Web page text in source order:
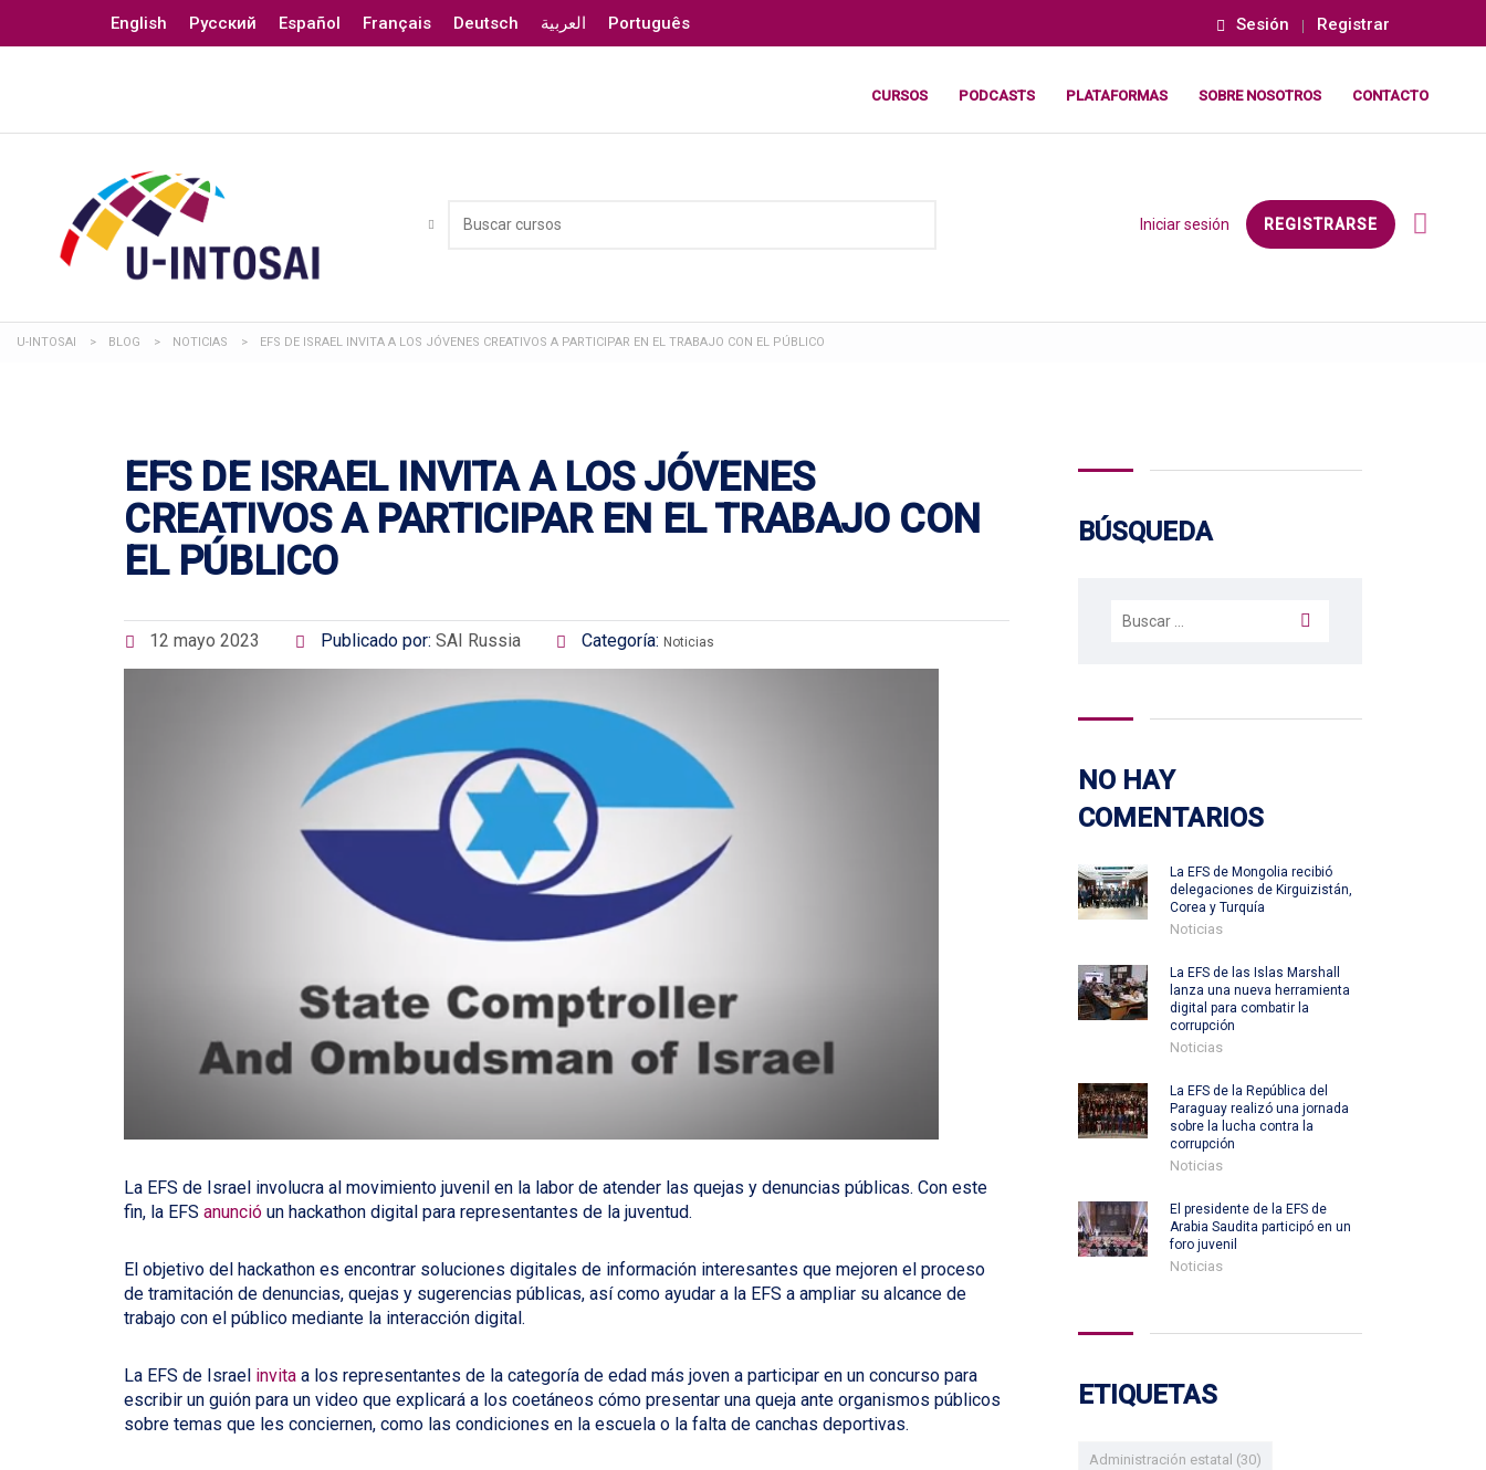
English Русский Español Français Deutsch العربية Português Sesión Registrar
CURSOS PODCASTS PLATAFORMAS SOBRE NOSOTROS CONTACTO
Iniciar sesión REGISTRARSE
U-INTOSAI > BLOG > NOTICIAS > EFS DE ISRAEL INVITA A LOS JÓVENES CREATIVOS A PARTICIPAR EN EL TRABAJO CON EL PÚBLICO
EFS DE ISRAEL INVITA A LOS JÓVENES
CREATIVOS A PARTICIPAR EN EL TRABAJO CON
EL PÚBLICO
12 mayo 2023 Publicado por: SAI Russia Categoría: Noticias
La EFS de Israel involucra al movimiento juvenil en la labor de atender las quejas y denuncias públicas. Con este
fin, la EFS anunció un hackathon digital para representantes de la juventud.
El objetivo del hackathon es encontrar soluciones digitales de información interesantes que mejoren el proceso
de tramitación de denuncias, quejas y sugerencias públicas, así como ayudar a la EFS a ampliar su alcance de
trabajo con el público mediante la interacción digital.
La EFS de Israel invita a los representantes de la categoría de edad más joven a participar en un concurso para
escribir un guión para un video que explicará a los coetáneos cómo presentar una queja ante organismos públicos
sobre temas que les conciernen, como las condiciones en la escuela o la falta de canchas deportivas.
BÚSQUEDA
Buscar:
NO HAY
COMENTARIOS
La EFS de Mongolia recibió
delegaciones de Kirguizistán,
Corea y Turquía
Noticias
La EFS de las Islas Marshall
lanza una nueva herramienta
digital para combatir la
corrupción
Noticias
La EFS de la República del
Paraguay realizó una jornada
sobre la lucha contra la
corrupción
Noticias
El presidente de la EFS de
Arabia Saudita participó en un
foro juvenil
Noticias
ETIQUETAS
Administración estatal (30)